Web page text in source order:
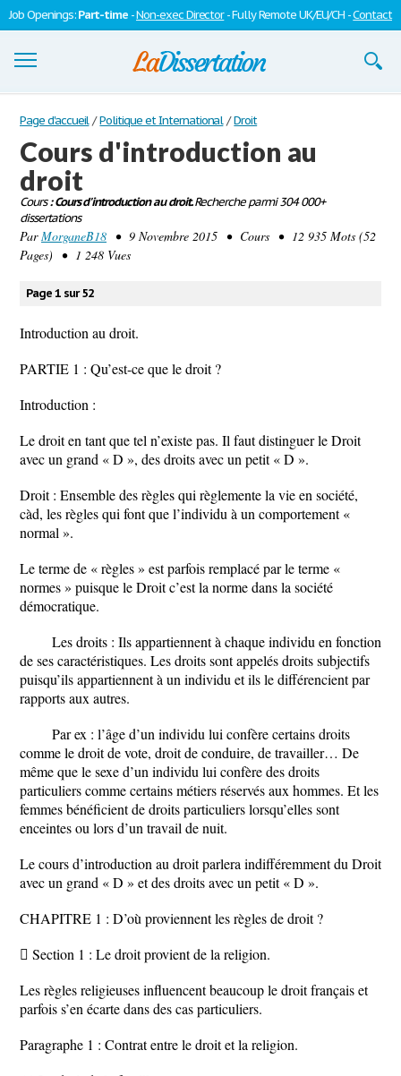
Job Openings:Part-time -Non-exec Director- Fully Remote UK/EU/CH -Contact
Dissertations
S'inscrire
Se connecter
Contactez-nous
Page d'accueil / Politique et International / Droit
Cours d'introduction au
droit
Cours: Cours d'introduction au droit.Recherche parmi 304 000+
dissertations
ParMorganeB18 • 9 Novembre 2015 • Cours • 12 935 Mots (52
Pages) • 1 248 Vues
Page 1 sur 52
Introduction au droit.
PARTIE 1 : Qu’est-ce que le droit ?
Introduction :
Le droit en tant que tel n’existe pas. Il faut distinguer le Droit
avec un grand « D », des droits avec un petit « D ».
Droit : Ensemble des règles qui règlemente la vie en société,
càd, les règles qui font que l’individu à un comportement «
normal ».
Le terme de « règles » est parfois remplacé par le terme «
normes » puisque le Droit c’est la norme dans la société
démocratique.
Les droits : Ils appartiennent à chaque individu en fonction
de ses caractéristiques. Les droits sont appelés droits subjectifs
puisqu’ils appartiennent à un individu et ils le différencient par
rapports aux autres.
Par ex : l’âge d’un individu lui confère certains droits
comme le droit de vote, droit de conduire, de travailler… De
même que le sexe d’un individu lui confère des droits
particuliers comme certains métiers réservés aux hommes. Et les
femmes bénéficient de droits particuliers lorsqu’elles sont
enceintes ou lors d’un travail de nuit.
Le cours d’introduction au droit parlera indifféremment du Droit
avec un grand « D » et des droits avec un petit « D ».
CHAPITRE 1 : D’où proviennent les règles de droit ?
 Section 1 : Le droit provient de la religion.
Les règles religieuses influencent beaucoup le droit français et
parfois s’en écarte dans des cas particuliers.
Paragraphe 1 : Contrat entre le droit et la religion.